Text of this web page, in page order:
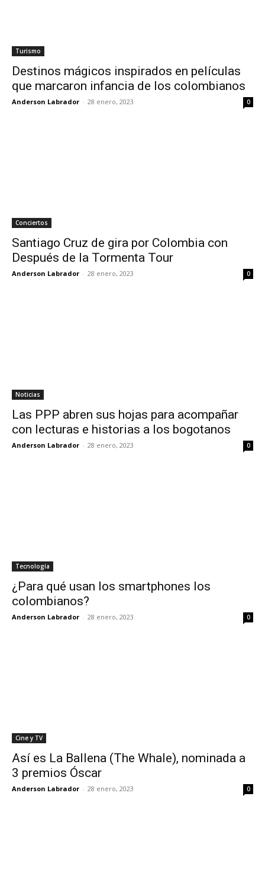
Turismo
Destinos mágicos inspirados en películas
que marcaron infancia de los colombianos
Anderson Labrador - 28 enero, 2023 0
Conciertos
Santiago Cruz de gira por Colombia con
Después de la Tormenta Tour
Anderson Labrador - 28 enero, 2023 0
Noticias
Las PPP abren sus hojas para acompañar
con lecturas e historias a los bogotanos
Anderson Labrador - 28 enero, 2023 0
Tecnología
¿Para qué usan los smartphones los
colombianos?
Anderson Labrador - 28 enero, 2023 0
Cine y TV
Así es La Ballena (The Whale), nominada a
3 premios Óscar
Anderson Labrador - 28 enero, 2023 0